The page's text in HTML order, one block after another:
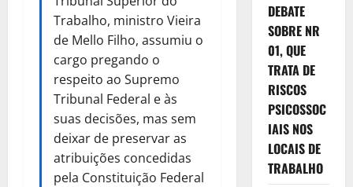
Trabalho, ministro Vieira
de Mello Filho, assumiu o
cargo pregando o
respeito ao Supremo
Tribunal Federal e às
suas decisões, mas sem
deixar de preservar as
atribuições concedidas
pela Constituição Federal
DEBATE
SOBRE NR
01, QUE
TRATA DE
RISCOS
PSICOSSOC
IAIS NOS
LOCAIS DE
TRABALHO